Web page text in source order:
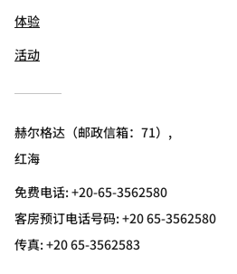
体验
活动
赫尔格达（邮政信箱：71）,
红海
免费电话:+20-65-3562580
客房预订电话号码: +20 65-3562580
传真:+20 65-3562583